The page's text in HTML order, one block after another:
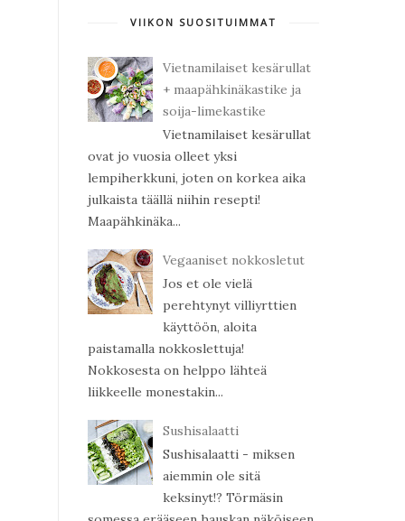
VIIKON SUOSITUIMMAT
Vietnamilaiset kesärullat
+ maapähkinäkastike ja
soija-limekastike
Vietnamilaiset kesärullat
ovat jo vuosia olleet yksi
lempiherkkuni, joten on korkea aika
julkaista täällä niihin resepti!
Maapähkinäka...
Vegaaniset nokkosletut
Jos et ole vielä
perehtynyt villiyrttien
käyttöön, aloita
paistamalla nokkoslettuja!
Nokkosesta on helppo lähteä
liikkeelle monestakin...
Sushisalaatti
Sushisalaatti - miksen
aiemmin ole sitä
keksinyt!? Törmäsin